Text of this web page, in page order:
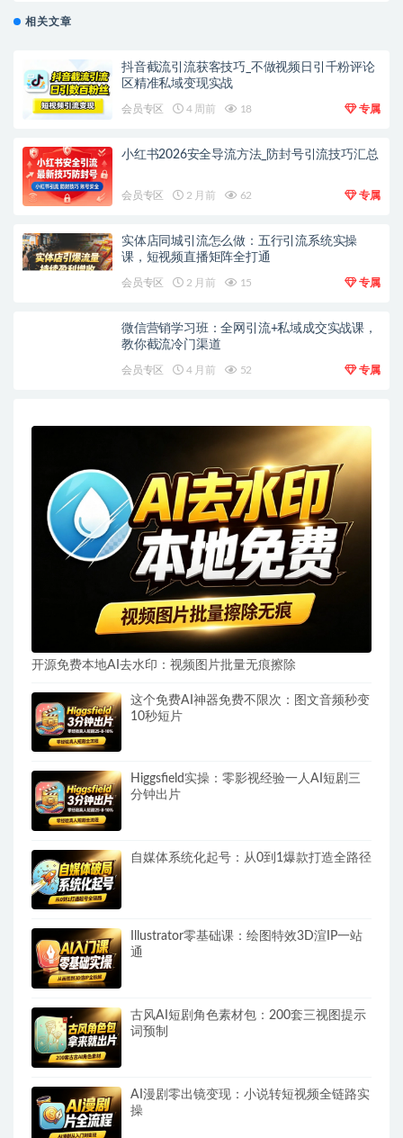
相关文章
抖音截流引流获客技巧_不做视频日引千粉评论
区精准私域变现实战
会员专区 4 周前 18 专属
小红书2026安全导流方法_防封号引流技巧汇总
会员专区 2 月前 62 专属
实体店同城引流怎么做：五行引流系统实操
课，短视频直播矩阵全打通
会员专区 2 月前 15 专属
微信营销学习班：全网引流+私域成交实战课，
教你截流冷门渠道
会员专区 4 月前 52 专属
开源免费本地AI去水印：视频图片批量无痕擦除
这个免费AI神器免费不限次：图文音频秒变
10秒短片
Higgsfield实操：零影视经验一人AI短剧三
分钟出片
自媒体系统化起号：从0到1爆款打造全路径
Illustrator零基础课：绘图特效3D渲IP一站
通
古风AI短剧角色素材包：200套三视图提示
词预制
AI漫剧零出镜变现：小说转短视频全链路实
操